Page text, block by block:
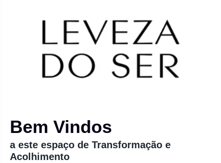
Bem Vindos
a este espaço de Transformação e
Acolhimento